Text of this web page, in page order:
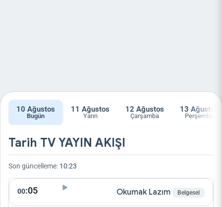
10 Ağustos
Bugün
11 Ağustos
Yarın
12 Ağustos
Çarşamba
13 Ağustos
Perşembe
Tarih TV YAYIN AKIŞI
Son güncelleme: 10:23
00:05 Okumak Lazım Belgesel